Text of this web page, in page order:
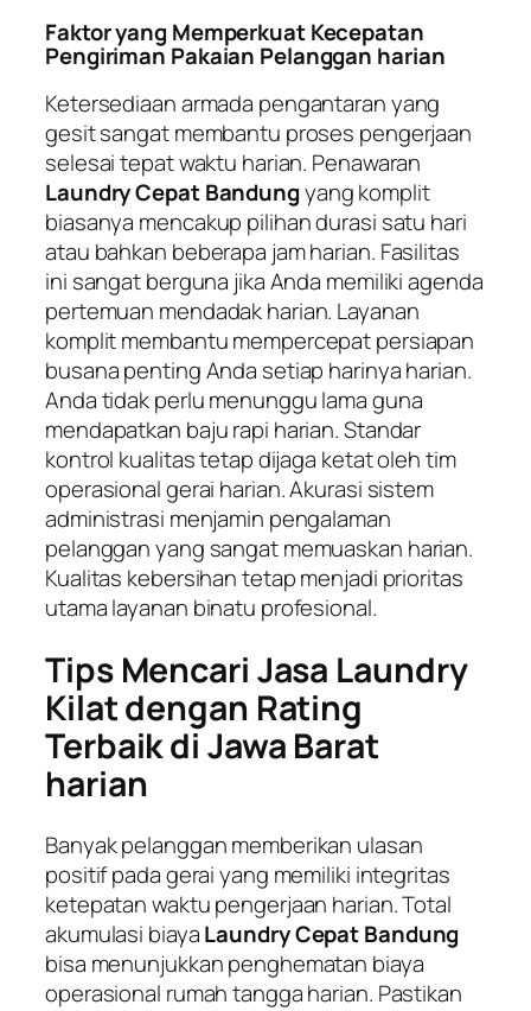
Faktor yang Memperkuat Kecepatan
Pengiriman Pakaian Pelanggan harian
Ketersediaan armada pengantaran yang
gesit sangat membantu proses pengerjaan
selesai tepat waktu harian. Penawaran
Laundry Cepat Bandungyang komplit
biasanya mencakup pilihan durasi satu hari
atau bahkan beberapa jam harian. Fasilitas
ini sangat berguna jika Anda memiliki agenda
pertemuan mendadak harian. Layanan
komplit membantu mempercepat persiapan
busana penting Anda setiap harinya harian.
Anda tidak perlu menunggu lama guna
mendapatkan baju rapi harian. Standar
kontrol kualitas tetap dijaga ketat oleh tim
operasional gerai harian. Akurasi sistem
administrasi menjamin pengalaman
pelanggan yang sangat memuaskan harian.
Kualitas kebersihan tetap menjadi prioritas
utama layanan binatu profesional.
Tips Mencari Jasa Laundry
Kilat dengan Rating
Terbaik di Jawa Barat
harian
Banyak pelanggan memberikan ulasan
positif pada gerai yang memiliki integritas
ketepatan waktu pengerjaan harian. Total
akumulasi biayaLaundry Cepat Bandung
bisa menunjukkan penghematan biaya
operasional rumah tangga harian. Pastikan